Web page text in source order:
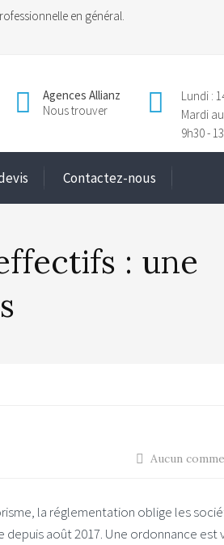
en général.
Lundi :
Mardi
9h30 -
Agences Allianz
Nous trouver
Contactez-nous
: une
Aucun
la réglementation oblige les
août 2017. Une ordonnance est